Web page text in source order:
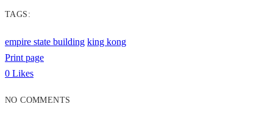
TAGS:
empire state building king kong
Print page
0 Likes
NO COMMENTS